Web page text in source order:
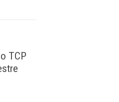
TCP